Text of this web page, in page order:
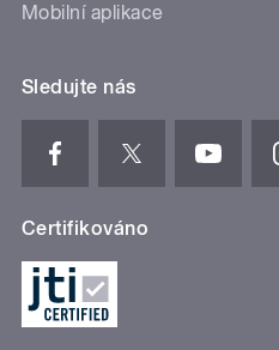
Mobilní aplikace
Sledujte nás
Certifikováno